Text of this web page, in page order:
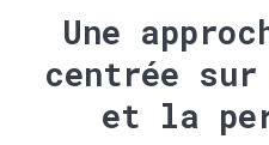
Une
centrée sur
et la